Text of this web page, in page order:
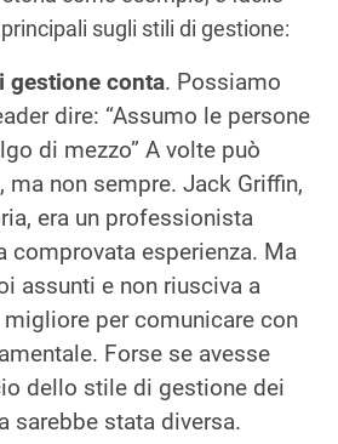
sugli stili di gestione:
gestione conta. Possiamo
dire: “Assumo le persone
di mezzo” A volte può
ma non sempre. Jack Griffin,
era un professionista
comprovata esperienza. Ma
assunti e non riusciva a
per comunicare con
Forse se avesse
dello stile di gestione dei
sarebbe stata diversa.